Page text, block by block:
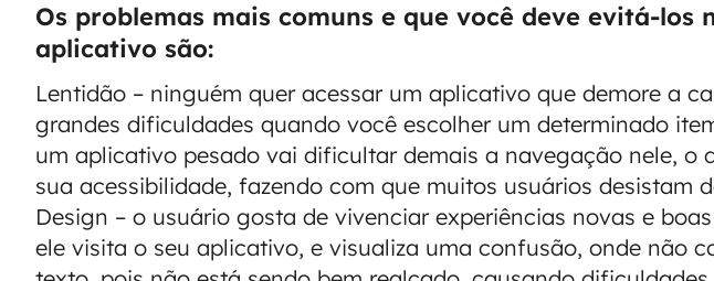
Os problemas mais comuns e que você deve evitá-los
aplicativo são:
Lentidão – ninguém quer acessar um aplicativo que demore a
grandes dificuldades quando você escolher um determinado
um aplicativo pesado vai dificultar demais a navegação nele, o
sua acessibilidade, fazendo com que muitos usuários desistam
Design – o usuário gosta de vivenciar experiências novas e
ele visita o seu aplicativo, e visualiza uma confusão, onde não